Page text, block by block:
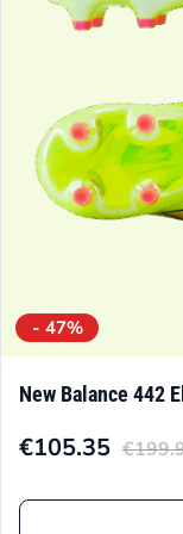
Produktseite
gewählt
werden
- 47%
New Balance 442
€
Preis
€105.35
Aktueller
Preis
Dieses